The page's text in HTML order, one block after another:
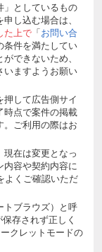
」としているもの
し込む場合は、
た上で「お問い合
条件を満たしてい
できないため、
いますようお願い
して広告側サイ
時点で案件の掲載
。ご利用の際はお
在は変更となっ
内容や契約内容に
よくご確認いただ
トブラウズ）と呼
存されず正しく
クレットモードの